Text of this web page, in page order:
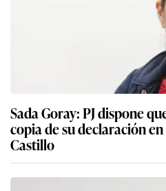
Sada Goray: PJ dispone
copia de su declaración
Castillo